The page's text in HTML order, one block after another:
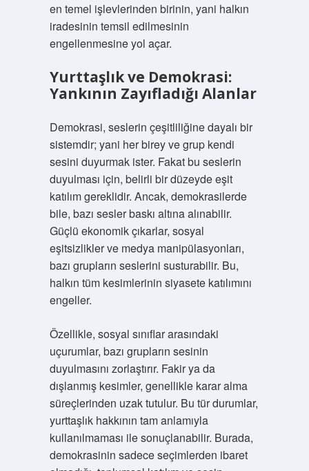
en temel işlevlerinden birinin, yani halkın
iradesinin temsil edilmesinin
engellenmesine yol açar.
Yurttaşlık ve Demokrasi:
Yankının Zayıfladığı Alanlar
Demokrasi, seslerin çeşitliliğine dayalı bir
sistemdir; yani her birey ve grup kendi
sesini duyurmak ister. Fakat bu seslerin
duyulması için, belirli bir düzeyde eşit
katılım gereklidir. Ancak, demokrasilerde
bile, bazı sesler baskı altına alınabilir.
Güçlü ekonomik çıkarlar, sosyal
eşitsizlikler ve medya manipülasyonları,
bazı grupların seslerini susturabilir. Bu,
halkın tüm kesimlerinin siyasete katılımını
engeller.
Özellikle, sosyal sınıflar arasındaki
uçurumlar, bazı grupların sesinin
duyulmasını zorlaştırır. Fakir ya da
dışlanmış kesimler, genellikle karar alma
süreçlerinden uzak tutulur. Bu tür durumlar,
yurttaşlık hakkının tam anlamıyla
kullanılmaması ile sonuçlanabilir. Burada,
demokrasinin sadece seçimlerden ibaret